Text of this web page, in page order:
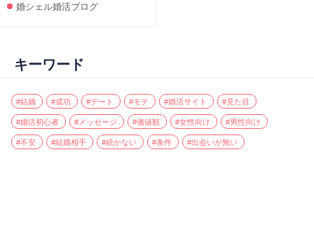
婚シェル婚活ブログ
キーワード
#結婚 #成功 #デート #モテ #婚活サイト #見た目
#婚活初心者 #メッセージ #価値観 #女性向け #男性向け
#不安 #結婚相手 #続かない #条件 #出会いが無い